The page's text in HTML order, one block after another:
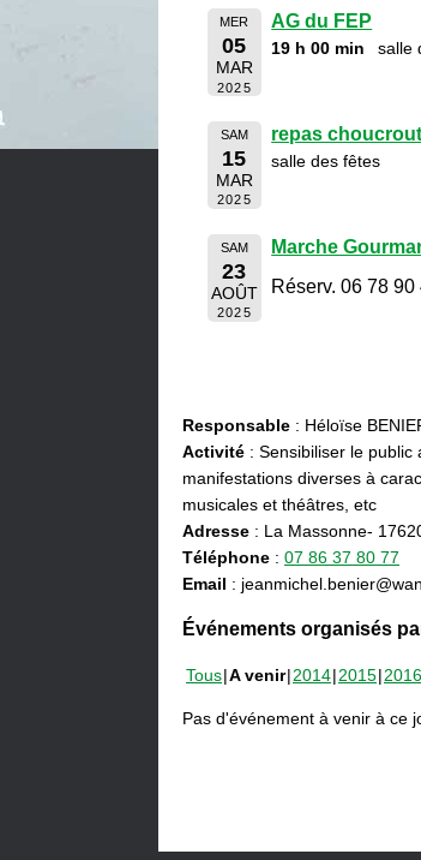
MER
05
MAR
2025
AG du FEP
19 h 00 min salle
SAM
15
MAR
2025
repas
salle des fêtes
SAM
23
AOÛT
2025
Marche
Réserv. 06 78 90
Responsable : Héloïse
Activité : Sensibiliser le
manifestations diverses à
musicales et théâtres, etc
Adresse : La Massonne-
Téléphone : 07 86 37 80 77
Email :
Événements organisés
Tous A venir 2014 2015 2016
Pas d'événement à venir à ce